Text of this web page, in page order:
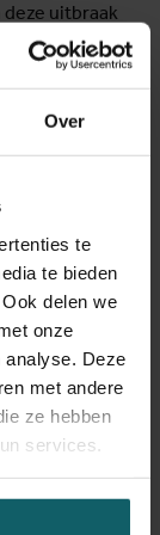
Over
te
te bieden
delen we
onze
analyse. Deze
met andere
ze hebben
services.
uitbraak
grootste
de nieuwe
uit de
ter
van de
en het
en